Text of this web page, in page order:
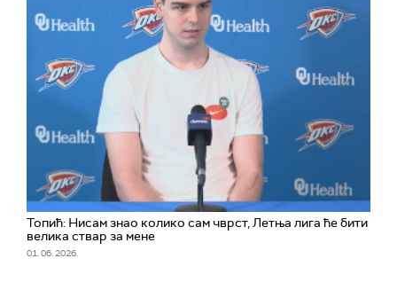
Топић: Нисам знао колико сам чврст, Летња лига ће бити
велика ствар за мене
01. 06. 2026.